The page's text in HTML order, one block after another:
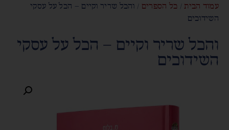
עמוד הבית/ כל הספרים / והכל שריר וקיים – הכל על עסקי
השידוכים
והכל שריר וקיים – הכל על עסקי
השידוכים